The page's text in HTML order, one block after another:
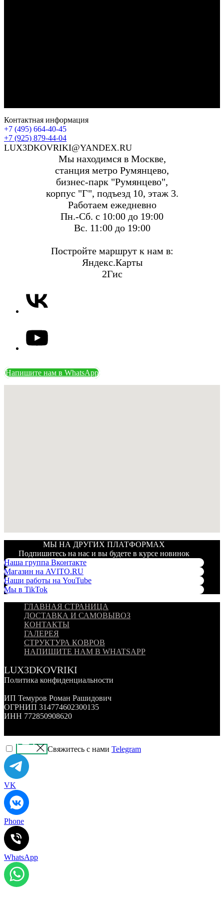
Контактная информация
+7 (495) 664-40-45
+7 (925) 879-44-04
LUX3DKOVRIKI@YANDEX.RU
Мы находимся в Москве,
станция метро Румянцево,
бизнес-парк "Румянцево",
корпус "Г", подъезд 10, этаж 3.
Работаем ежедневно
Пн.-Сб. с 10:00 до 19:00
Вс. 11:00 до 19:00
Постройте маршрут к нам в:
Яндекс.Карты
2Гис
Напишите нам в WhatsApp
МЫ НА ДРУГИХ ПЛАТФОРМАХ
Подпишитесь на нас и вы будете в курсе новинок
Наша группа Вконтакте
Магазин на AVITO.RU
Наши работы на YouTube
Мы в TikTok
ГЛАВНАЯ СТРАНИЦА
ДОСТАВКА И САМОВЫВОЗ
КОНТАКТЫ
ГАЛЕРЕЯ
СТРУКТУРА КОВРОВ
НАПИШИТЕ НАМ В WHATSAPP
LUX3DKOVRIKI
Политика конфиденциальности
ИП Темуров Роман Рашидович
ОГРНИП 314774602300135
ИНН 772850908620
Свяжитесь с нами Telegram
VK
Phone
WhatsApp